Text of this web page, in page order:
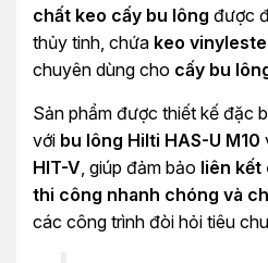
chất keo cấy bu lông được
thủy tinh, chứa keo
chuyên dùng cho cấy bu
Sản phẩm được thiết kế đặc
với bu lông Hilti HAS-U M10
HIT-V, giúp đảm bảo liên kết
thi công nhanh chóng và
các công trình đòi hỏi tiêu